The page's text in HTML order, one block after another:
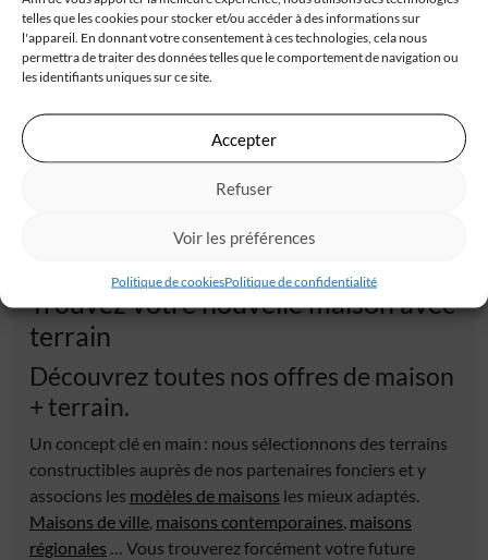
telles que les cookies pour stocker et/ou accéder à des informations sur
l'appareil. En donnant votre consentement à ces technologies, cela nous
permettra de traiter des données telles que le comportement de navigation ou
les identifiants uniques sur ce site.
Accepter
Refuser
Voir les préférences
Politique de cookiesPolitique de confidentialité
contemporaine. Ses grandes ouvertures vitrées confèrent
au[...]
Trouvez votre nouvelle maison avec
terrain
Découvrez toutes nos offres de maison
+ terrain.
Un concept clé en main : nous sélectionnons des terrains
constructibles auprès de nos partenaires fonciers et y
associons les modèles de maisons les mieux adaptés.
Maisons de ville, maisons contemporaines, maisons
régionales … Vous trouverez forcément votre future